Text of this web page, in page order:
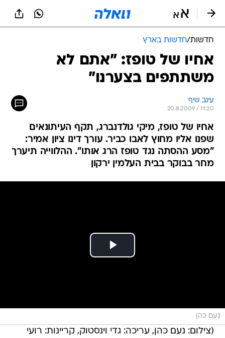
חדשות/חדשות בארץ
אחיו של טופז: "אתם לא
משתתפים בצערנו"
עינב שיף
20.8.2009 / 11:20
אחיו של טופז, מיקי גולדנברג, תקף העיתונאים
שפנו אליו מחוץ לאבו כביר. עורך דינו ציון אמיר:
"מסע ההסתה נגד טופז הרג אותו". ההלווייה תיערך
מחר בבוקר בבית העלמין ירקון
נעם כהן
(צילום: נעם כהן, עריכה: גדי וינסטוק, קריינות: רועי